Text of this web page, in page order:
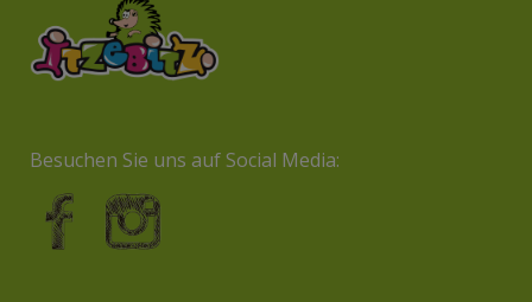
Besuchen Sie uns auf Social Media: